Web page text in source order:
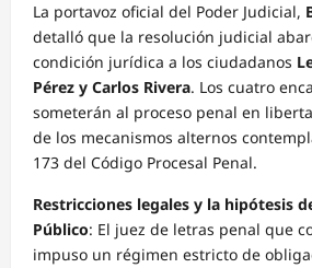
La portavoz oficial del Poder Judicial,
detalló que la resolución judicial
condición jurídica a los ciudadanos
Pérez y Carlos Rivera. Los cuatro
someterán al proceso penal en
de los mecanismos alternos
173 del Código Procesal Penal.
Restricciones legales y la hipótesis
Público: El juez de letras penal que
impuso un régimen estricto de